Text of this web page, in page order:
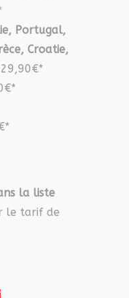
Portugal,
Croatie,
la liste
le tarif de